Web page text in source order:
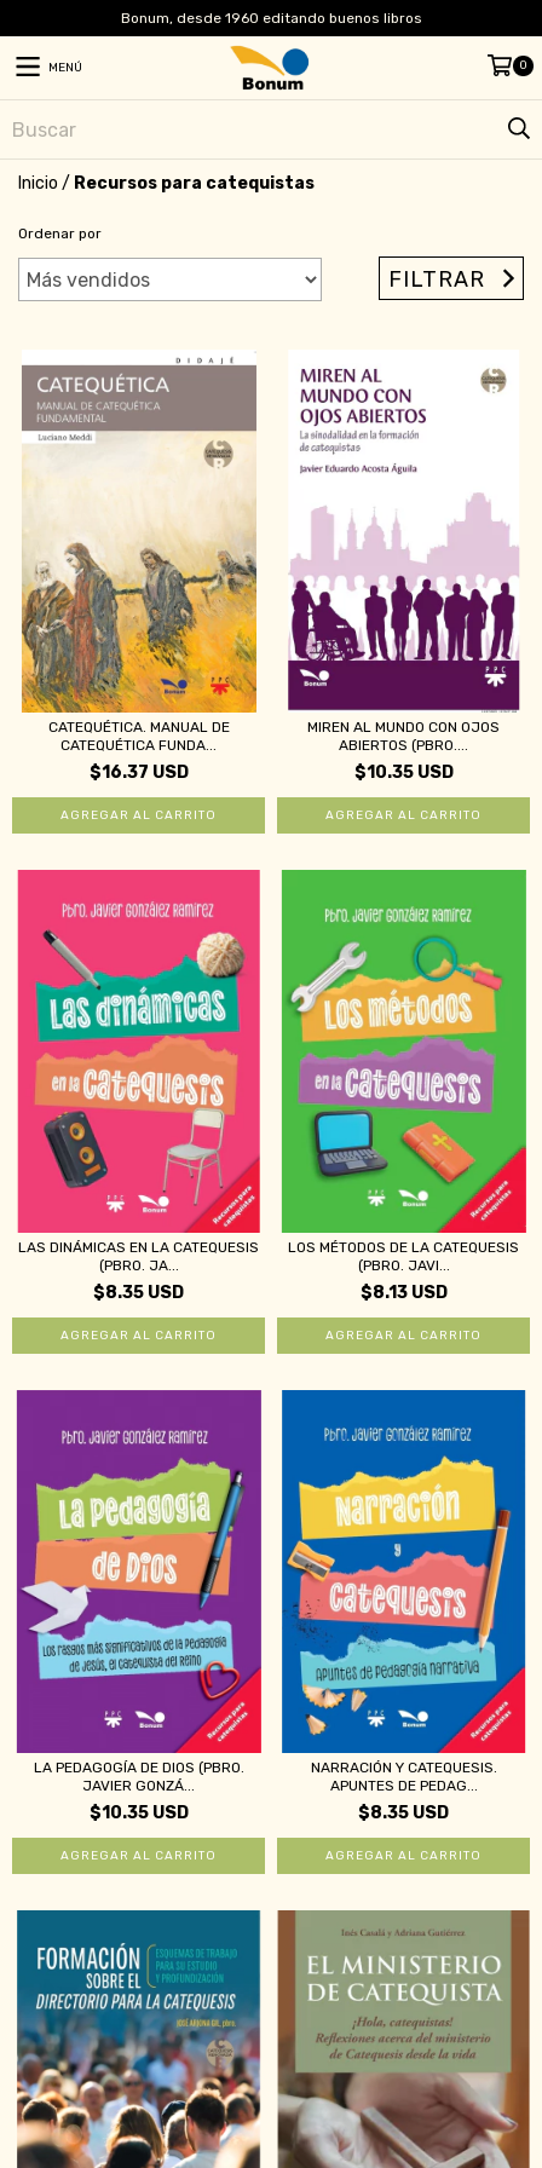
Bonum, desde 1960 editando buenos libros
MENÚ 0
Inicio / Recursos para catequistas
Ordenar por
FILTRAR
CATEQUÉTICA. MANUAL DE
CATEQUÉTICA FUNDA...
$16.37 USD
MIREN AL MUNDO CON OJOS
ABIERTOS (PBRO....
$10.35 USD
LAS DINÁMICAS EN LA CATEQUESIS
(PBRO. JA...
$8.35 USD
LOS MÉTODOS DE LA CATEQUESIS
(PBRO. JAVI...
$8.13 USD
LA PEDAGOGÍA DE DIOS (PBRO.
JAVIER GONZÁ...
$10.35 USD
NARRACIÓN Y CATEQUESIS.
APUNTES DE PEDAG...
$8.35 USD